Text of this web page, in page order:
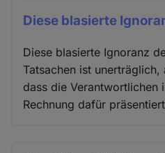
Diese blasierte
Diese blasierte Ignoranz
Tatsachen ist
dass die Verantwortlichen
Rechnung dafür